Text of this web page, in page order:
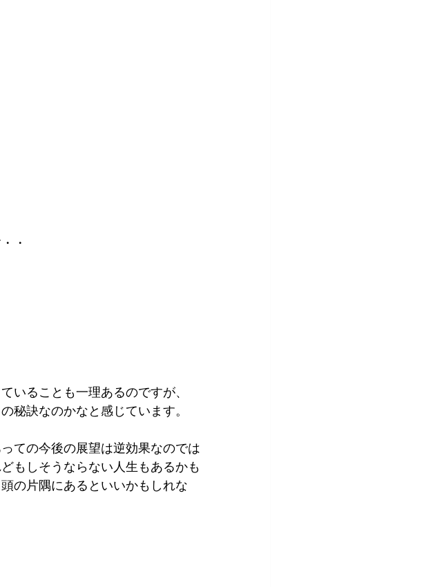
・
いることも一理あるのですが、
秘訣なのかなと感じています。
ての今後の展望は逆効果なのでは
もしそうならない人生もあるかも
の片隅にあるといいかもしれな